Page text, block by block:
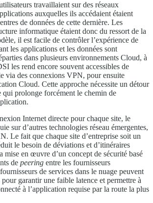
travaillaient sur des réseaux
auxquelles ils accédaient étaient
de données de cette dernière. Les
informatique étaient donc du ressort de la
il est facile de contrôler l’expérience de
les applications et les données sont
dans plusieurs environnements Cloud, à
les rend encore souvent accessibles de
via des connexions VPN, pour ensuite
Cloud. Cette approche nécessite un détour
qui prolonge forcément le chemin de
Internet directe pour chaque site, le
sur d’autres technologies réseau émergentes,
Le fait que chaque site d’entreprise soit un
le besoin de déviations et d’itinéraires
mise en œuvre d’un concept de sécurité basé
de peering entre les fournisseurs
de services dans le nuage peuvent
garantir une faible latence et permettre à
à l’application requise par la route la plus